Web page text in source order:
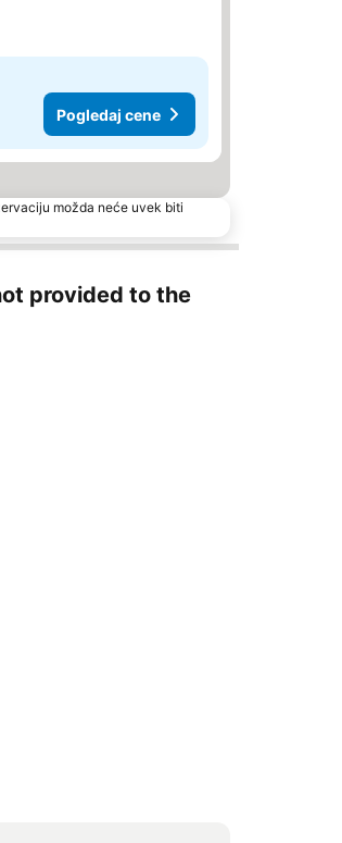
Pogledaj cene
možda neće uvek biti
provided to the